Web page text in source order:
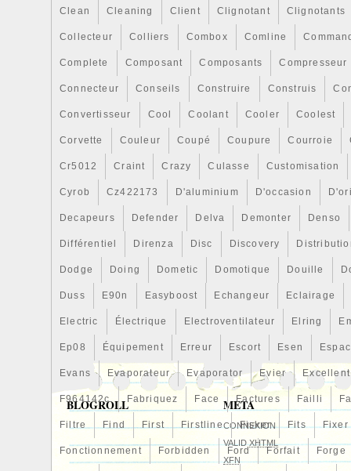
Clean Cleaning Client Clignotant Clignotants
Collecteur Colliers Combox Comline
Complete Composant Composants Compresseur
Connecteur Conseils Construire Construis
Convertisseur Cool Coolant Cooler Coolest
Corvette Couleur Coupé Coupure Courroie
Cr5012 Craint Crazy Culasse Customisation
Cyrob Cz422173 D'aluminium D'occasion
Decapeurs Defender Delva Demonter Denso
Différentiel Direnza Disc Discovery
Dodge Doing Dometic Domotique Douille
Duss E90n Easyboost Echangeur Eclairage
Electric Électrique Electroventilateur Elring
Ep08 Équipement Erreur Escort Esen
Evans Evaporateur Evaporator Evier Excellent
F964142c Fabriquez Face Factures Failli
Filtre Find First Firstline Fisker Fits Fixer
Fonctionnement Forbidden Ford Forfait Forge
BLOGROLL META
CONNEXION
VALIDXHTML
XFN